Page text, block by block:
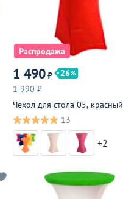
Распродажа
1 490₽
26
1 990 ₽
Чехол для стола 05, красный
13
+2